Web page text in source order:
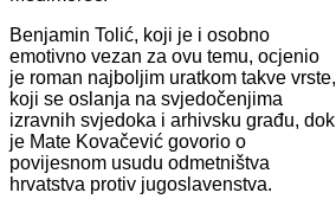
Benjamin Tolić, koji je i osobno
emotivno vezan za ovu temu, ocjenio
je roman najboljim uratkom takve vrste,
koji se oslanja na svjedočenjima
izravnih svjedoka i arhivsku građu, dok
je Mate Kovačević govorio o
povijesnom usudu odmetništva
hrvatstva protiv jugoslavenstva.